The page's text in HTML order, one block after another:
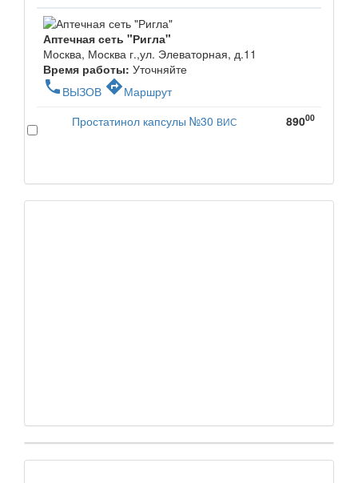
Аптечная сеть "Ригла"
Москва, Москва г.,ул. Элеваторная, д.11
Время работы: Уточняйте
phone ВЫЗОВ directionsМаршрут
Простатинол капсулы №30 ВИС 89000